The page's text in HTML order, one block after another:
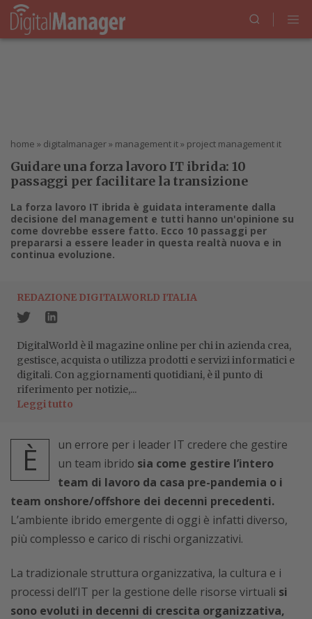
home » digitalmanager» management it» project management it
Guidare una forza lavoro IT ibrida: 10
passaggi per facilitare la transizione
La forza lavoro IT ibrida è guidata interamente dalla
decisione del management e tutti hanno un'opinione su
come dovrebbe essere fatto. Ecco 10 passaggi per
prepararsi a essere leader in questa realtà nuova e in
continua evoluzione.
REDAZIONE DIGITALWORLD ITALIA
DigitalWorld è il magazine online per chi in azienda crea,
gestisce, acquista o utilizza prodotti e servizi informatici e
digitali. Con aggiornamenti quotidiani, è il punto di
riferimento per notizie,...
Leggi tutto
È
un errore per i leader IT credere che gestire
un team ibrido sia come gestire l’intero
team di lavoro da casa pre-pandemia o i
team onshore/offshore dei decenni precedenti.
L’ambiente ibrido emergente di oggi è infatti diverso,
più complesso e carico di rischi organizzativi.
La tradizionale struttura organizzativa, la cultura e i
processi dell’IT per la gestione delle risorse virtuali si
sono evoluti in decenni di crescita organizzativa,